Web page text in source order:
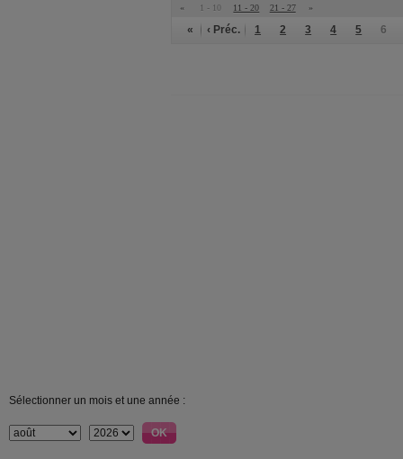
« 1 - 10 11 - 20 21 - 27 »
« ‹ Préc. 1 2 3 4 5 6
Sélectionner un mois et une année :